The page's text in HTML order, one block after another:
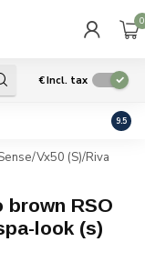
0
€Incl. tax
Geen
9.5
Vx50 (S)/Riva
brown RSO
look (s)